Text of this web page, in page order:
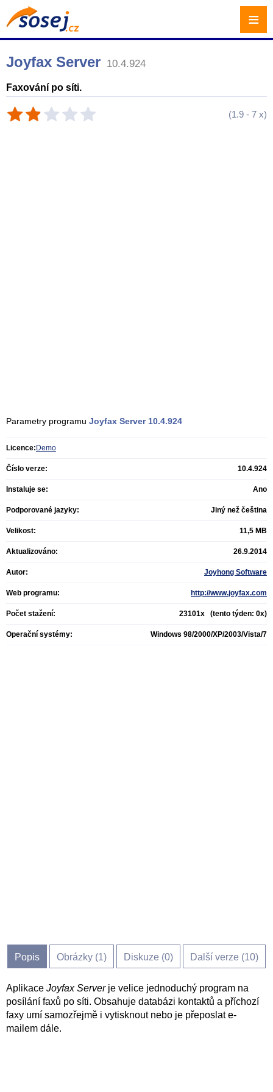
Joyfax Server 10.4.924
Faxování po síti.
(1.9 - 7 x)
Parametry programu Joyfax Server 10.4.924
Licence: Demo
Číslo verze: 10.4.924
Instaluje se: Ano
Podporované jazyky: Jiný než čeština
Velikost: 11,5 MB
Aktualizováno: 26.9.2014
Autor: Joyhong Software
Web programu: http://www.joyfax.com
Počet stažení: 23101x (tento týden: 0x)
Operační systémy: Windows 98/2000/XP/2003/Vista/7
Popis Obrázky (1) Diskuze (0) Další verze (10)
Aplikace Joyfax Serverje velice jednoduchý program na
posílání faxů po síti. Obsahuje databázi kontaktů a příchozí
faxy umí samozřejmě i vytisknout nebo je přeposlat e-
mailem dále.
≡